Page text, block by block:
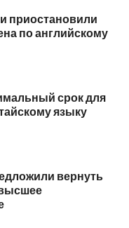
приостановили
по английскому
срок для
языку
вернуть